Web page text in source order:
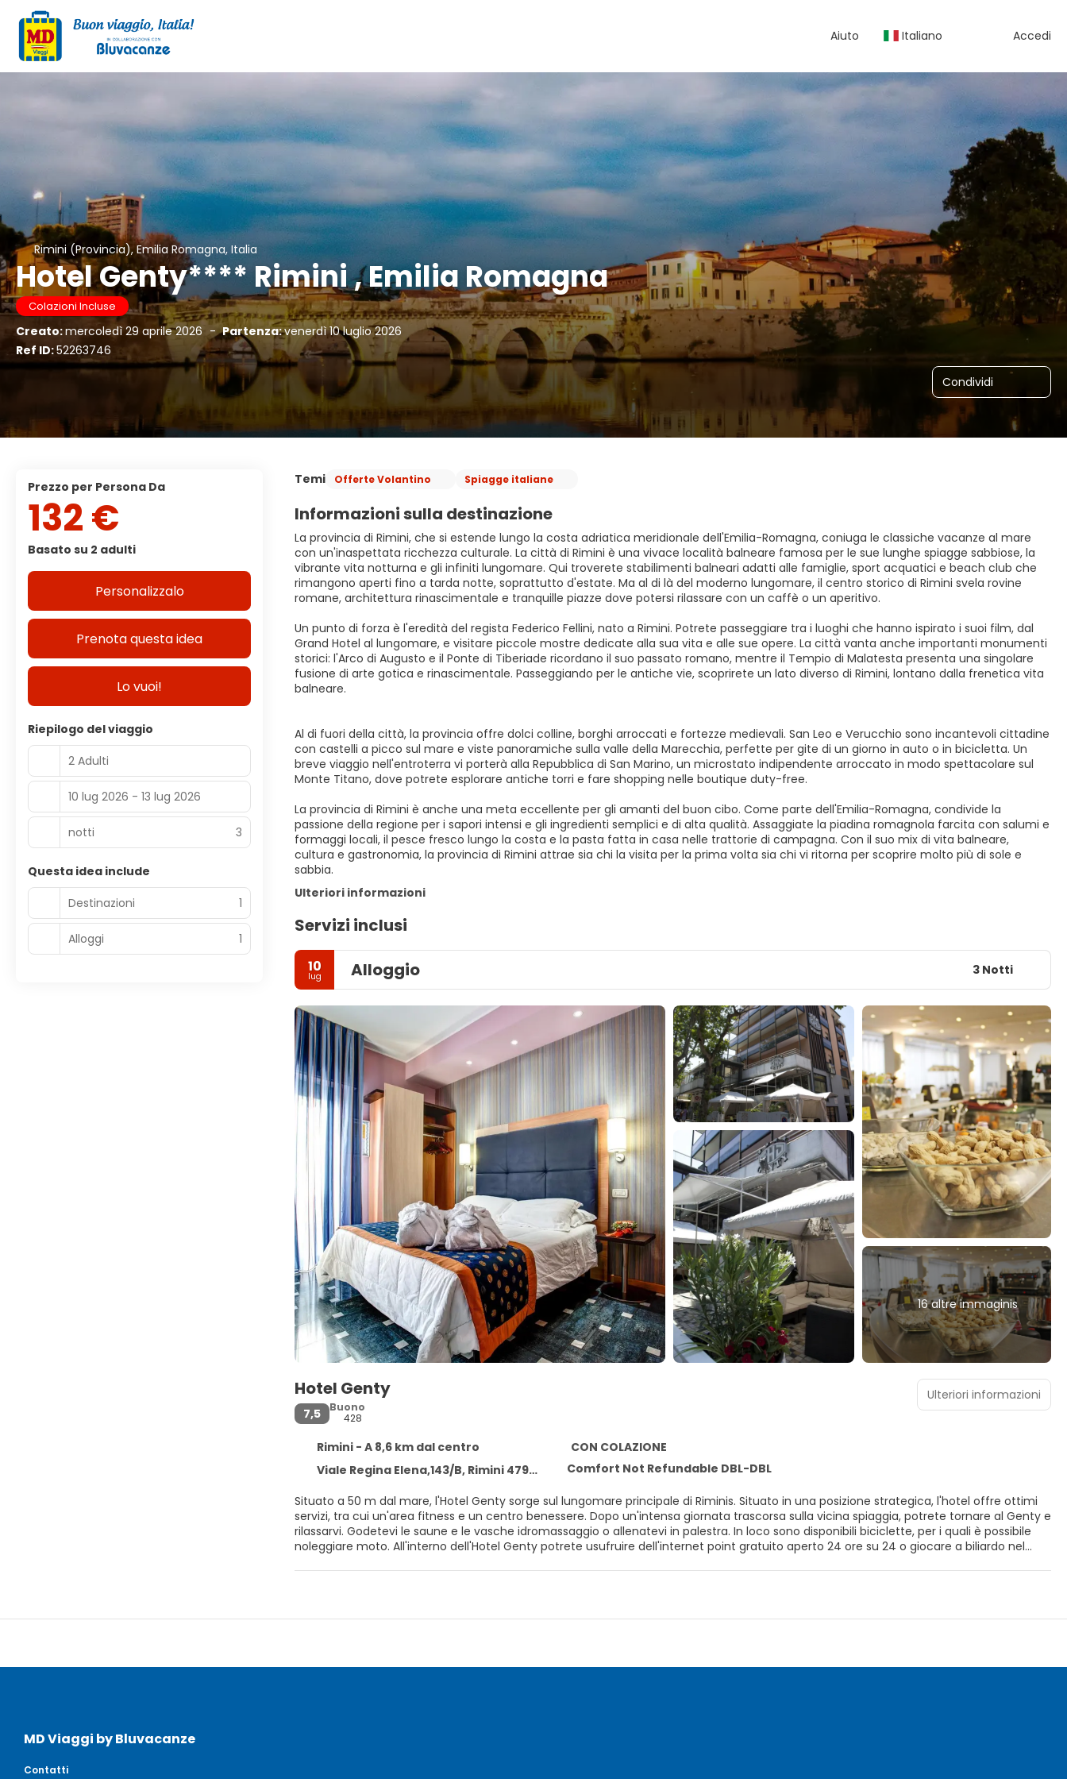
Aiuto Italiano Accedi
Rimini (Provincia), Emilia Romagna, Italia
Hotel Genty**** Rimini , Emilia Romagna
Colazioni Incluse
Creato:mercoledì 29 aprile 2026 - Partenza:venerdì 10 luglio 2026
Ref ID:52263746
Condividi
Temi Offerte Volantino Spiagge italiane
Informazioni sulla destinazione
La provincia di Rimini, che si estende lungo la costa adriatica meridionale dell'Emilia-Romagna, coniuga le classiche vacanze al mare
con un'inaspettata ricchezza culturale. La città di Rimini è una vivace località balneare famosa per le sue lunghe spiagge sabbiose, la
vibrante vita notturna e gli infiniti lungomare. Qui troverete stabilimenti balneari adatti alle famiglie, sport acquatici e beach club che
rimangono aperti fino a tarda notte, soprattutto d'estate. Ma al di là del moderno lungomare, il centro storico di Rimini svela rovine
romane, architettura rinascimentale e tranquille piazze dove potersi rilassare con un caffè o un aperitivo.
Un punto di forza è l'eredità del regista Federico Fellini, nato a Rimini. Potrete passeggiare tra i luoghi che hanno ispirato i suoi film, dal
Grand Hotel al lungomare, e visitare piccole mostre dedicate alla sua vita e alle sue opere. La città vanta anche importanti monumenti
storici: l'Arco di Augusto e il Ponte di Tiberiade ricordano il suo passato romano, mentre il Tempio di Malatesta presenta una singolare
fusione di arte gotica e rinascimentale. Passeggiando per le antiche vie, scoprirete un lato diverso di Rimini, lontano dalla frenetica vita
balneare.
Al di fuori della città, la provincia offre dolci colline, borghi arroccati e fortezze medievali. San Leo e Verucchio sono incantevoli cittadine
con castelli a picco sul mare e viste panoramiche sulla valle della Marecchia, perfette per gite di un giorno in auto o in bicicletta. Un
breve viaggio nell'entroterra vi porterà alla Repubblica di San Marino, un microstato indipendente arroccato in modo spettacolare sul
Monte Titano, dove potrete esplorare antiche torri e fare shopping nelle boutique duty-free.
La provincia di Rimini è anche una meta eccellente per gli amanti del buon cibo. Come parte dell'Emilia-Romagna, condivide la
passione della regione per i sapori intensi e gli ingredienti semplici e di alta qualità. Assaggiate la piadina romagnola farcita con salumi e
formaggi locali, il pesce fresco lungo la costa e la pasta fatta in casa nelle trattorie di campagna. Con il suo mix di vita balneare,
cultura e gastronomia, la provincia di Rimini attrae sia chi la visita per la prima volta sia chi vi ritorna per scoprire molto più di sole e
sabbia.
Ulteriori informazioni
Servizi inclusi
10
lug Alloggio 3 Notti
16 altre immaginis
Hotel Genty
7,5
Buono
428
Rimini - A 8,6 km dal centro
CON COLAZIONE
Viale Regina Elena,143/B, Rimini 47900
Comfort Not Refundable DBL-DBL
Situato a 50 m dal mare, l'Hotel Genty sorge sul lungomare principale di Riminis. Situato in una posizione strategica, l'hotel offre ottimi
servizi, tra cui un'area fitness e un centro benessere. Dopo un'intensa giornata trascorsa sulla vicina spiaggia, potrete tornare al Genty e
rilassarvi. Godetevi le saune e le vasche idromassaggio o allenatevi in palestra. In loco sono disponibili biciclette, per i quali è possibile
noleggiare moto. All'interno dell'Hotel Genty potrete usufruire dell'internet point gratuito aperto 24 ore su 24 o giocare a biliardo nel
Ulteriori informazioni
Prezzo per Persona Da
132 €
Basato su 2 adulti
Personalizzalo
Prenota questa idea
Lo vuoi!
Riepilogo del viaggio
2 Adulti
10 lug 2026 - 13 lug 2026
notti 3
Questa idea include
Destinazioni
1
Alloggi 1
MD Viaggi by Bluvacanze
Contatti